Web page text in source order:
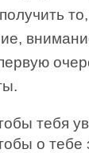
тебя
о тебе